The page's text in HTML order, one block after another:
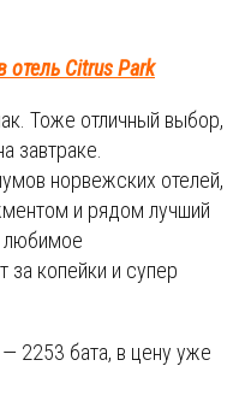
Citrus Park
Тоже отличный выбор,
завтраке.
норвежских отелей,
и рядом лучший
любимое
за копейки и супер
2253 бата, в цену уже